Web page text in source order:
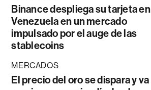
Binance despliega su tarjeta en
Venezuela en un mercado
impulsado por el auge de las
stablecoins
MERCADOS
El precio del oro se dispara y va